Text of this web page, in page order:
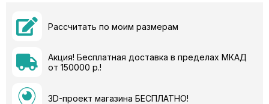
Рассчитать по моим размерам
Акция! Бесплатная доставка в пределах МКАД
от 150000 р.!
3D-проект магазина БЕСПЛАТНО!